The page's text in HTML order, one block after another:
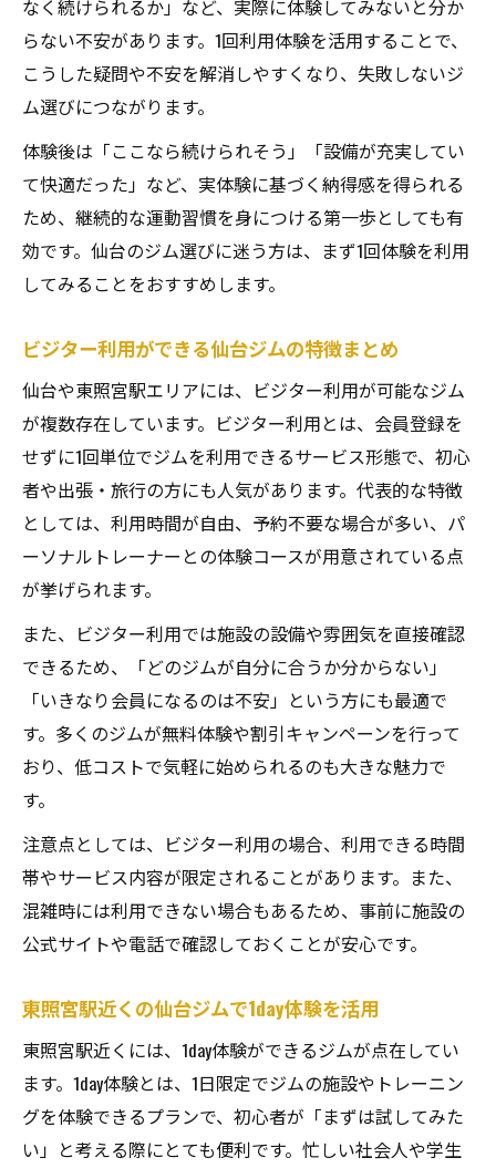
なく続けられるか」など、実際に体験してみないと分か
らない不安があります。1回利用体験を活用することで、
こうした疑問や不安を解消しやすくなり、失敗しないジ
ム選びにつながります。
体験後は「ここなら続けられそう」「設備が充実してい
て快適だった」など、実体験に基づく納得感を得られる
ため、継続的な運動習慣を身につける第一歩としても有
効です。仙台のジム選びに迷う方は、まず1回体験を利用
してみることをおすすめします。
ビジター利用ができる仙台ジムの特徴まとめ
仙台や東照宮駅エリアには、ビジター利用が可能なジム
が複数存在しています。ビジター利用とは、会員登録を
せずに1回単位でジムを利用できるサービス形態で、初心
者や出張・旅行の方にも人気があります。代表的な特徴
としては、利用時間が自由、予約不要な場合が多い、パ
ーソナルトレーナーとの体験コースが用意されている点
が挙げられます。
また、ビジター利用では施設の設備や雰囲気を直接確認
できるため、「どのジムが自分に合うか分からない」
「いきなり会員になるのは不安」という方にも最適で
す。多くのジムが無料体験や割引キャンペーンを行って
おり、低コストで気軽に始められるのも大きな魅力で
す。
注意点としては、ビジター利用の場合、利用できる時間
帯やサービス内容が限定されることがあります。また、
混雑時には利用できない場合もあるため、事前に施設の
公式サイトや電話で確認しておくことが安心です。
東照宮駅近くの仙台ジムで1day体験を活用
東照宮駅近くには、1day体験ができるジムが点在してい
ます。1day体験とは、1日限定でジムの施設やトレーニン
グを体験できるプランで、初心者が「まずは試してみた
い」と考える際にとても便利です。忙しい社会人や学生